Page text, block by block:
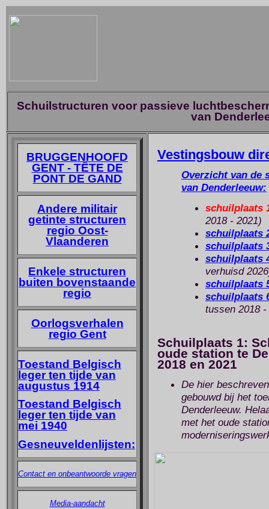
Schuilstructuren voor passieve
van
BRUGGENHOOFD
GENT - TÊTE DE
PONT DE GAND
Andere militair
getinte structuren
regio Oost-
Vlaanderen
Enkele structuren
buiten bovenstaande
regio
Oorlogsverhalen
regio Gent
Toestand Belgisch
leger ten tijde van
augustus 1914
Toestand Belgisch
leger ten tijde van
mei 1940
Gesneuveldenlijsten:
Contact en onbeantwoorde vragen
Media-aandacht
Vestingsbouw
Overzicht van de
van Denderleeuw:
schuilplaats
2018 - 2021)
schuilplaats
schuilplaats
schuilplaats
verhuisd
schuilplaats
schuilplaats
tussen 2018 -
Schuilplaats 1:
oude station te
2018 en 2021
De hier
gebouwd bij het
Denderleeuw.
met het oude